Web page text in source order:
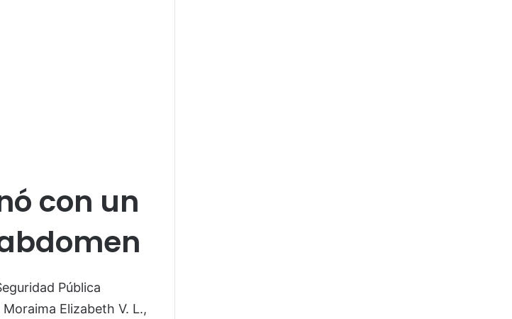
con un
Pública
Elizabeth V. L.,